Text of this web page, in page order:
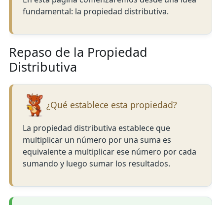
fundamental: la propiedad distributiva.
Repaso de la Propiedad
Distributiva
¿Qué establece esta propiedad?
La propiedad distributiva establece que
multiplicar un número por una suma es
equivalente a multiplicar ese número por cada
sumando y luego sumar los resultados.